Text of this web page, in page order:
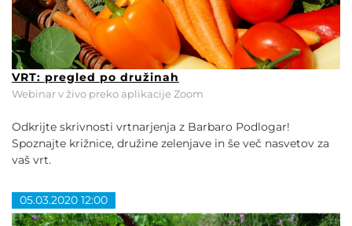
VRT: pregled po družinah
Webinar v živo preko aplikacije Zoom
Odkrijte skrivnosti vrtnarjenja z Barbaro Podlogar!
Spoznajte križnice, družine zelenjave in še več nasvetov za
vaš vrt.
05.03.2020 12:00